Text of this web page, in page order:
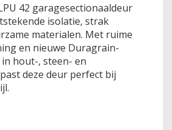
42 garagesectionaaldeur
isolatie, strak
materialen. Met ruime
en nieuwe Duragrain-
hout-, steen- en
deze deur perfect bij